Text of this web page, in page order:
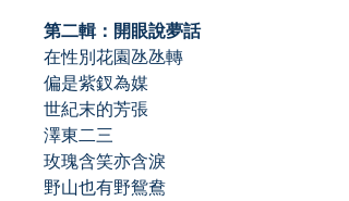
第二輯：開眼說夢話
在性別花園氹氹轉
偏是紫釵為媒
世紀末的芳張
澤東二三
玫瑰含笑亦含淚
野山也有野鴛鴦